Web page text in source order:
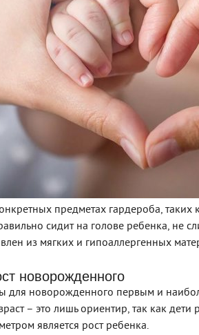
предметах гардероба,
сидит на голове ребенка, не
из мягких и гипоаллергенных
новорожденного
новорожденного первым и
– это лишь ориентир, так как дети
является рост ребенка.